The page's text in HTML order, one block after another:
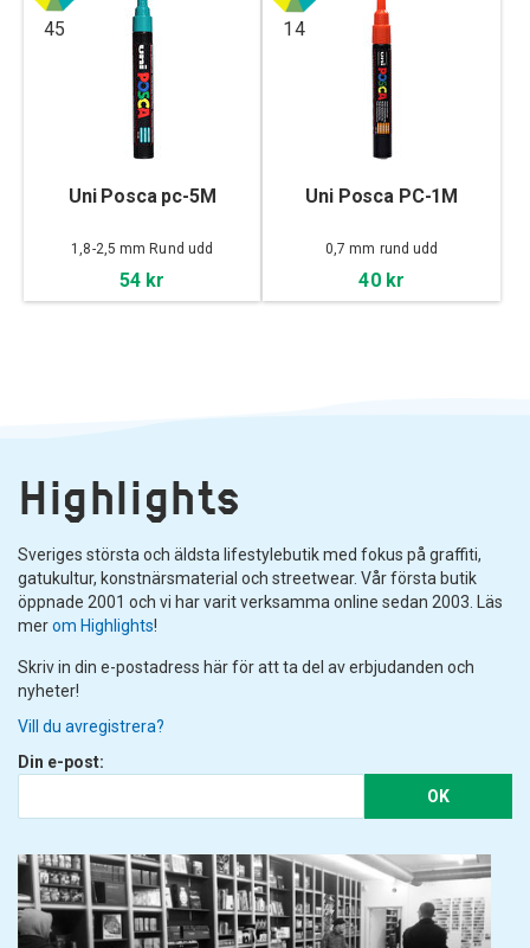
45
Uni Posca pc-5M
1,8-2,5 mm Rund udd
54 kr
14
Uni Posca PC-1M
0,7 mm rund udd
40 kr
Highlights
Sveriges största och äldsta lifestylebutik med fokus på graffiti,
gatukultur, konstnärsmaterial och streetwear. Vår första butik
öppnade 2001 och vi har varit verksamma online sedan 2003. Läs
merom Highlights!
Skriv in din e-postadress här för att ta del av erbjudanden och
nyheter!
Vill du avregistrera?
Din e-post:
OK